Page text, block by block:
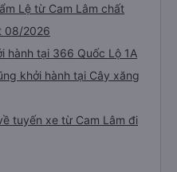
Lệ từ Cam Lâm chất
08/2026
hành tại 366 Quốc Lộ 1A
khởi hành tại Cây xăng
tuyến xe từ Cam Lâm đi